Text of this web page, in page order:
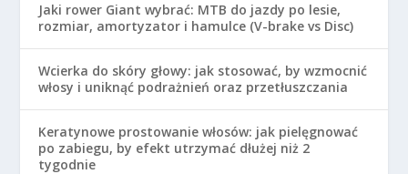
Jaki rower Giant wybrać: MTB do jazdy po lesie,
rozmiar, amortyzator i hamulce (V-brake vs Disc)
Wcierka do skóry głowy: jak stosować, by wzmocnić
włosy i uniknąć podrażnień oraz przetłuszczania
Keratynowe prostowanie włosów: jak pielęgnować
po zabiegu, by efekt utrzymać dłużej niż 2
tygodnie